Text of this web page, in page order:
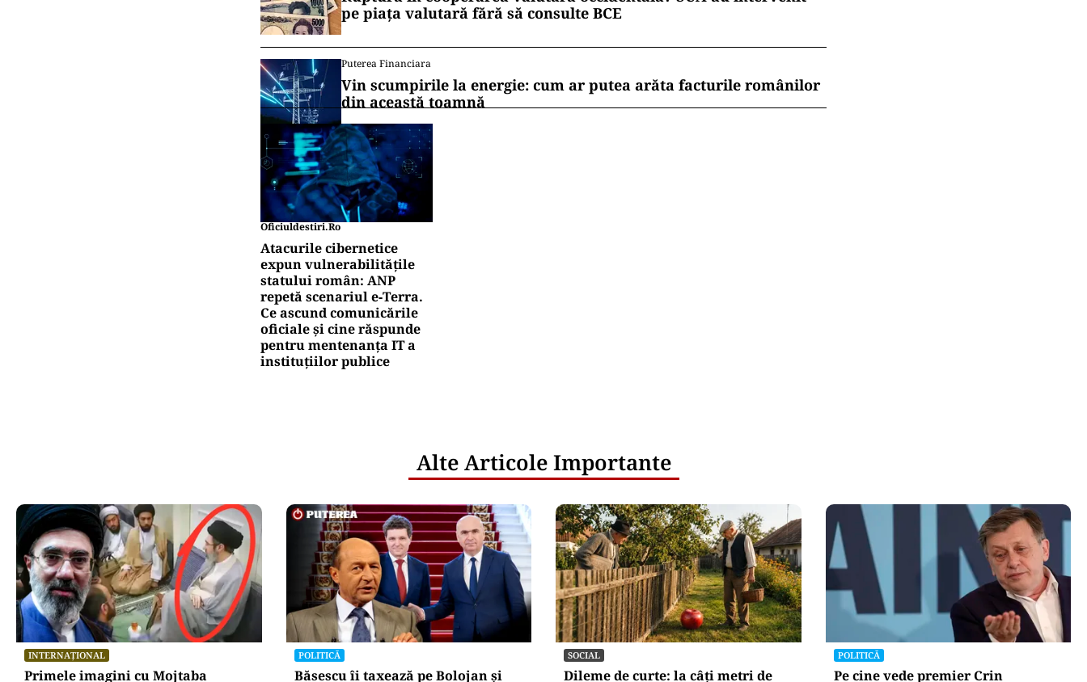
pe piața valutară fără să consulte BCE
Puterea Financiara
Vin scumpirile la energie: cum ar putea arăta facturile românilor
din această toamnă
Oficiuldestiri.ro
Atacurile cibernetice
expun vulnerabilitățile
statului român: ANP
repetă scenariul e‑Terra.
Ce ascund comunicările
oficiale și cine răspunde
pentru mentenanța IT a
instituțiilor publice
Alte Articole Importante
INTERNAȚIONAL
Primele imagini cu Mojtaba
POLITICĂ
Băsescu îi taxează pe Bolojan și
SOCIAL
Dileme de curte: la câți metri de
POLITICĂ
Pe cine vede premier Crin